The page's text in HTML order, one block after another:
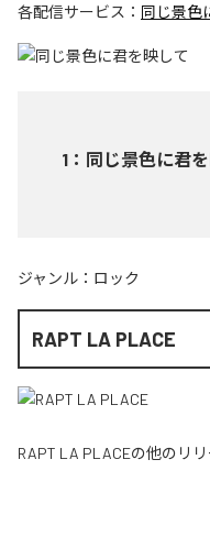
各配信サービス： 同じ景色
1 ： 同じ景色に君
ジャンル： ロック
RAPT LA PLACE
RAPT LA PLACEの他のリリ